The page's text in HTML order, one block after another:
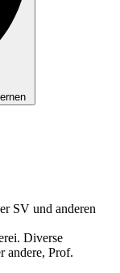
SV und anderen
Diverse
andere, Prof.